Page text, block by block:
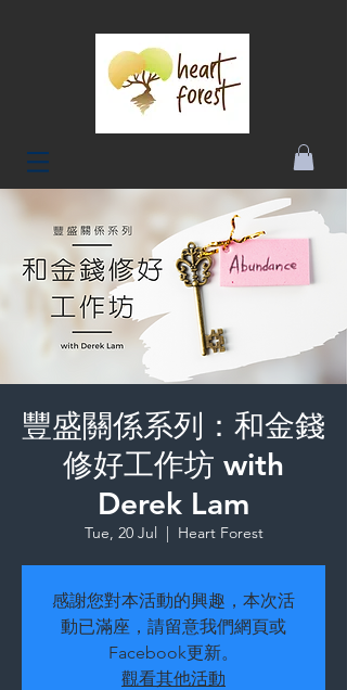
豐盛關係系列：和金錢
修好工作坊 with
Derek Lam
Tue, 20 Jul
  |
Heart Forest
感謝您對本活動的興趣，本次活
動已滿座，請留意我們網頁或
Facebook更新。
觀看其他活動